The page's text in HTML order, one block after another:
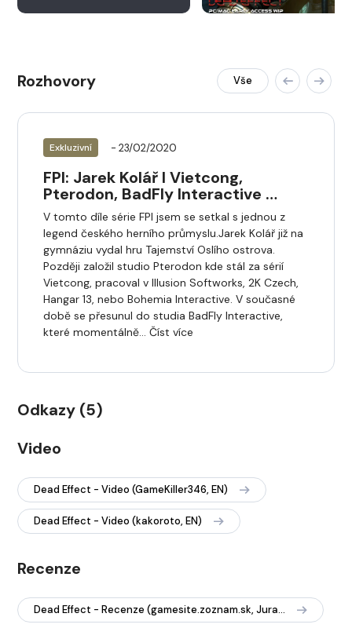
Rozhovory Vše
Exkluzivní - 23/02/2020
FPI: Jarek Kolář I Vietcong,
Pterodon, BadFly Interactive …
V tomto díle série FPI jsem se setkal s jednou z
legend českého herního průmyslu.Jarek Kolář již na
gymnáziu vydal hru Tajemství Oslího ostrova.
Později založil studio Pterodon kde stál za sérií
Vietcong, pracoval v Illusion Softworks, 2K Czech,
Hangar 13, nebo Bohemia Interactive. V současné
době se přesunul do studia BadFly Interactive,
které momentálně… Číst více
Odkazy (5)
Video
Dead Effect - Video (GameKiller346, EN)
Dead Effect - Video (kakoroto, EN)
Recenze
Dead Effect - Recenze (gamesite.zoznam.sk, Juraj Vlha)